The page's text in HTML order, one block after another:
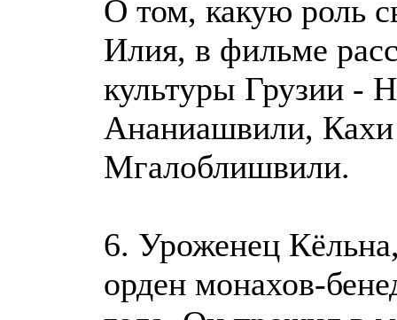
О том, какую роль
Илия, в фильме
культуры Грузии -
Ананиашвили, Кахи
Мгалоблишвили.
6. Уроженец
орден монахов-